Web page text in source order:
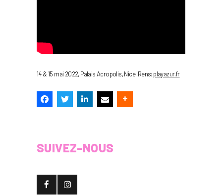
14 & 15 mai 2022, Palais Acropolis, Nice. Rens: playazur.fr
SUIVEZ-NOUS